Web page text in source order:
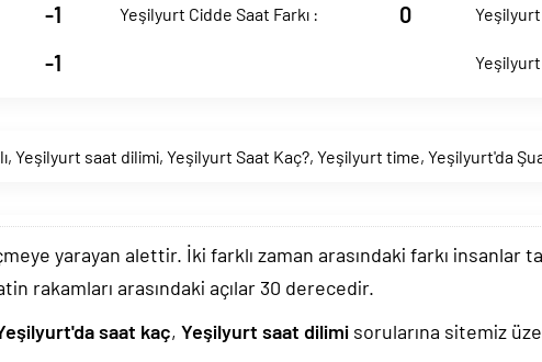
-1
-1
Yeşilyurt Cidde Saat Farkı : 0 Yeşilyurt
Yeşilyurt
, Yeşilyurt saat dilimi, Yeşilyurt Saat Kaç?, Yeşilyurt time, Yeşilyurt'da
yarayan alettir. İki farklı zaman arasındaki farkı insanlar
rakamları arasındaki açılar 30 derecedir.
saat kaç, Yeşilyurt saat dilimi sorularına sitemiz